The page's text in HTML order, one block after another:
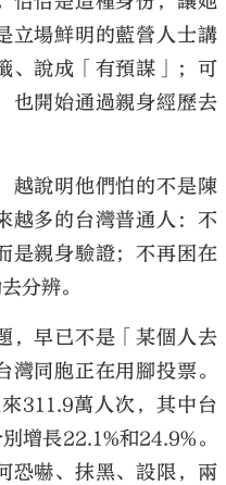
立場鮮明的藍營人士講
、說成「有預謀」；可
也開始通過親身經歷去
越說明他們怕的不是陳
越多的台灣普通人：不
是親身驗證；不再困在
分辨。
，早已不是「某個人去
同胞正在用腳投票。
311.9萬人次，其中台
增長22.1%和24.9%。
恐嚇、抹黑、設限，兩